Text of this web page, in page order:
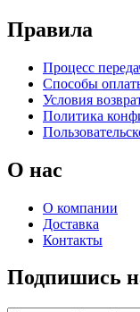
Правила
Процесс
Способы
Условия
Политика
О нас
О компании
Доставка
Контакты
Подпишись